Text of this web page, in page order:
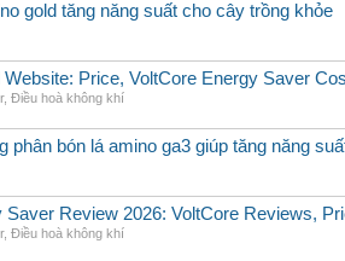
gold tăng năng suất cho cây trồng khỏe
Website: Price, VoltCore Energy Saver
, Điều hoà không khí
phân bón lá amino ga3 giúp tăng năng
Saver Review 2026: VoltCore Reviews,
, Điều hoà không khí